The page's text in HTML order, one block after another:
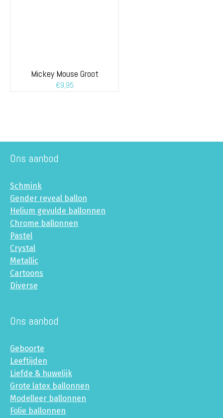
Mickey Mouse Groot
€9,95
Ons aanbod
Schmink
Gender reveal ballon
Helium gevulde ballonnen
Chrome ballonnen
Pastel
Crystal
Metallic
Cartoons
Diverse
Ons aanbod
Geboorte
Leeftijden
Liefde & huwelijk
Grote latex ballonnen
Modelleer ballonnen
Folie ballonnen